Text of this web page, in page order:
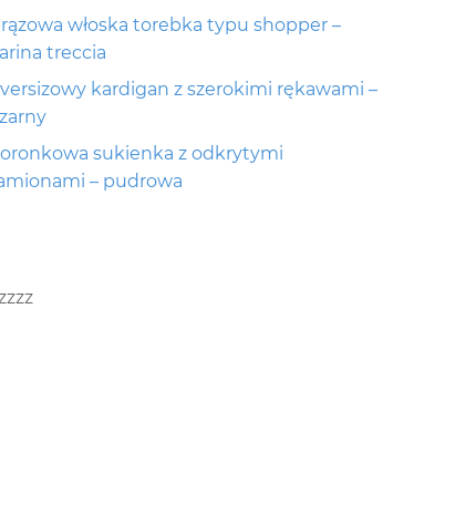
włoska torebka typu shopper –
treccia
kardigan z szerokimi rękawami –
sukienka z odkrytymi
– pudrowa